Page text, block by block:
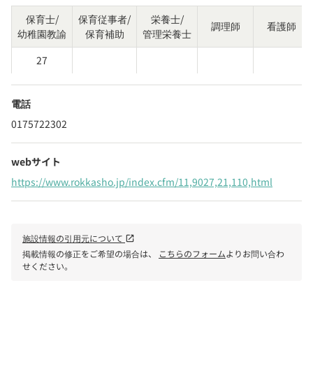
保育士/
幼稚園教諭
保育従事者/
保育補助
栄養士/
管理栄養士
調理師 看護師
27
電話
0175722302
webサイト
https://www.rokkasho.jp/index.cfm/11,9027,21,110,html
施設情報の引用元について open_in_new
掲載情報の修正をご希望の場合は、 こちらのフォームよりお問い合わ
せください。